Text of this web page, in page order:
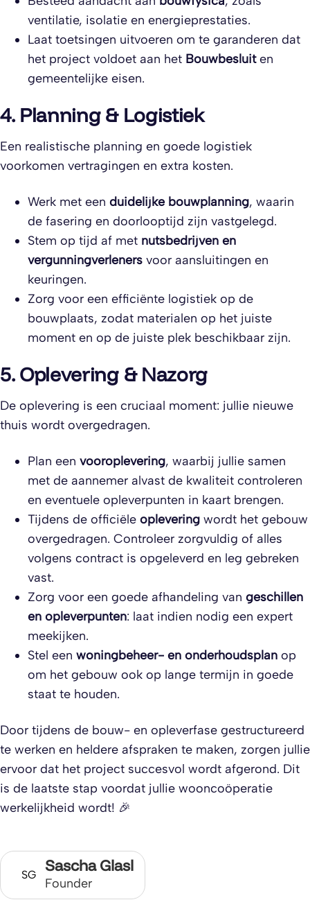
ventilatie, isolatie en energieprestaties.
Laat toetsingen uitvoeren om te garanderen dat
het project voldoet aan het Bouwbesluiten
gemeentelijke eisen.
4. Planning & Logistiek
Een realistische planning en goede logistiek
voorkomen vertragingen en extra kosten.
Werk met een duidelijke bouwplanning, waarin
de fasering en doorlooptijd zijn vastgelegd.
Stem op tijd af met nutsbedrijven en
vergunningverleners voor aansluitingen en
keuringen.
Zorg voor een efficiënte logistiek op de
bouwplaats, zodat materialen op het juiste
moment en op de juiste plek beschikbaar zijn.
5. Oplevering & Nazorg
De oplevering is een cruciaal moment: jullie nieuwe
thuis wordt overgedragen.
Plan een vooroplevering, waarbij jullie samen
met de aannemer alvast de kwaliteit controleren
en eventuele opleverpunten in kaart brengen.
Tijdens de officiële oplevering wordt het gebouw
overgedragen. Controleer zorgvuldig of alles
volgens contract is opgeleverd en leg gebreken
vast.
Zorg voor een goede afhandeling van geschillen
en opleverpunten: laat indien nodig een expert
meekijken.
Stel een woningbeheer- en onderhoudsplan op
om het gebouw ook op lange termijn in goede
staat te houden.
Door tijdens de bouw- en opleverfase gestructureerd
te werken en heldere afspraken te maken, zorgen jullie
ervoor dat het project succesvol wordt afgerond. Dit
is de laatste stap voordat jullie wooncoöperatie
werkelijkheid wordt! 🎉
SG Sascha Glasl
Founder